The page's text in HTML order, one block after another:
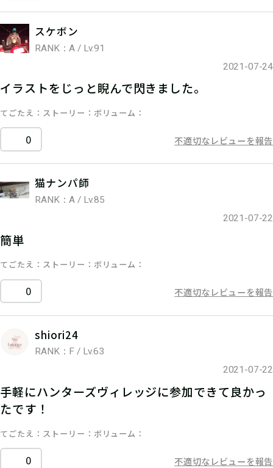
スケボン
RANK：A / Lv.91
2021-07-24
イラストをじっと睨んで閃きました。
てごたえ ストーリー ボリューム
0 不適切なレビューを報告
猫ナンパ師
RANK：A / Lv.85
2021-07-22
簡単
てごたえ ストーリー ボリューム
0 不適切なレビューを報告
shiori24
RANK：F / Lv.63
2021-07-22
手軽にハンターズヴィレッジに参加できて良かっ
たです！
てごたえ ストーリー ボリューム
0 不適切なレビューを報告